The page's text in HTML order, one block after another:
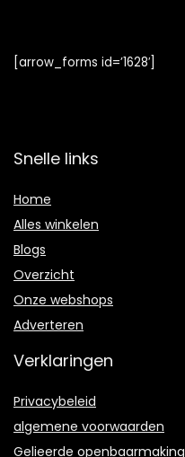
[arrow_forms id=’1628′]
Snelle links
Home
Alles winkelen
Blogs
Overzicht
Onze webshops
Adverteren
Verklaringen
Privacybeleid
algemene voorwaarden
Gelieerde openbaarmaking